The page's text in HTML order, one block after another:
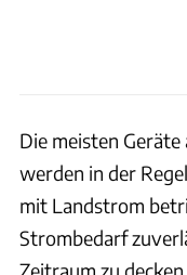
Die meisten
werden in der
mit Landstrom
Strombedarf
Zeitraum zu